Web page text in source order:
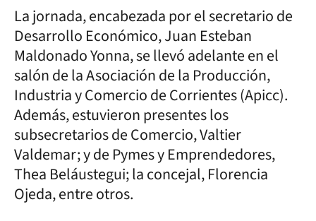
La jornada, encabezada por el secretario de
Desarrollo Económico, Juan Esteban
Maldonado Yonna, se llevó adelante en el
salón de la Asociación de la Producción,
Industria y Comercio de Corrientes (Apicc).
Además, estuvieron presentes los
subsecretarios de Comercio, Valtier
Valdemar; y de Pymes y Emprendedores,
Thea Beláustegui; la concejal, Florencia
Ojeda, entre otros.